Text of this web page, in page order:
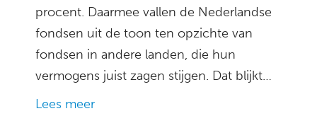
procent. Daarmee vallen de Nederlandse
fondsen uit de toon ten opzichte van
fondsen in andere landen, die hun
vermogens juist zagen stijgen. Dat blijkt…
Lees meer